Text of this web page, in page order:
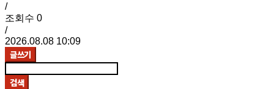
/
조회수 0
/
2026.08.08 10:09
글쓰기
검색